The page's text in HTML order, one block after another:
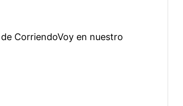
CorriendoVoy en nuestro